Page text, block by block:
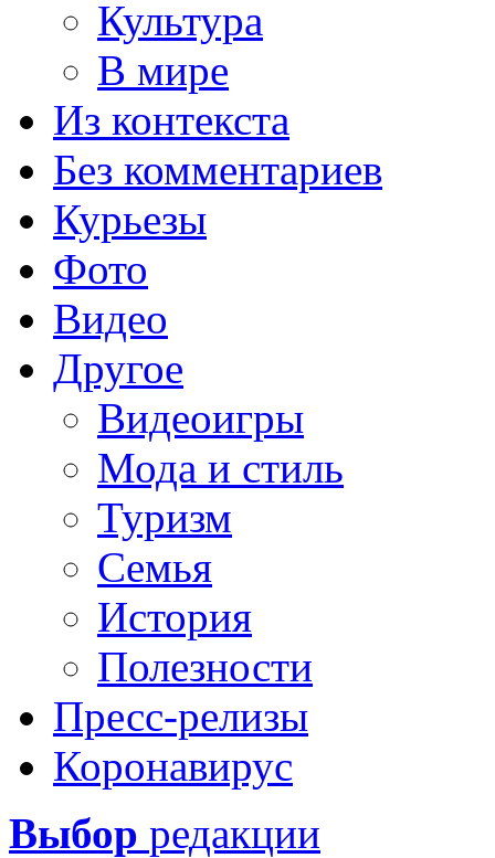
Культура
В мире
Из контекста
Без комментариев
Курьезы
Фото
Видео
Другое
Видеоигры
Мода и стиль
Туризм
Семья
История
Полезности
Пресс-релизы
Коронавирус
Выбор редакции